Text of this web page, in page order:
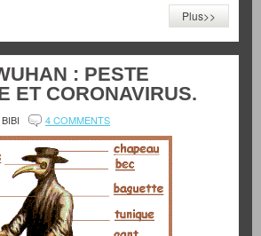
Plus>>
: PESTE
ET CORONAVIRUS.
BIBI 4 COMMENTS